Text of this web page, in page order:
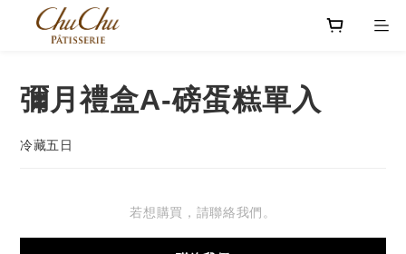
彌月禮盒A-磅蛋糕單入
冷藏五日
若想購買，請聯絡我們。